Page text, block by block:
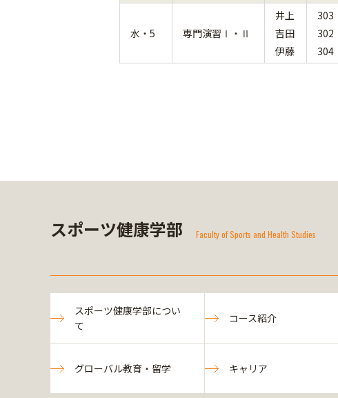
水・5 専門演習Ⅰ・Ⅱ
井上
吉田
伊藤
303
302
304
スポーツ健康学部 Faculty of Sports and Health Studies
スポーツ健康学部につい
て
コース紹介
グローバル教育・留学 キャリア